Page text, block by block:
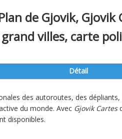
de Gjovik,
grand villes, carte
Détail
des autoroutes, des
du monde. Avec Gjovik Cartes
disponibles.